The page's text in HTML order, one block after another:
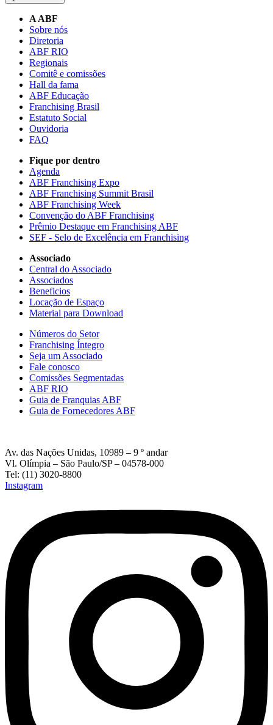
A ABF
Sobre nós
Diretoria
ABF RIO
Regionais
Comitê e comissões
Hall da fama
ABF Educação
Franchising Brasil
Estatuto Social
Ouvidoria
FAQ
Fique por dentro
Agenda
ABF Franchising Expo
ABF Franchising Summit Brasil
ABF Franchising Week
Convenção do ABF Franchising
Prêmio Destaque em Franchising ABF
SEF - Selo de Excelência em Franchising
Associado
Central do Associado
Associados
Beneficios
Locação de Espaço
Material para Download
Números do Setor
Franchising Íntegro
Seja um Associado
Fale conosco
Comissões Segmentadas
ABF RIO
Guia de Franquias ABF
Guia de Fornecedores ABF
Av. das Nações Unidas, 10989 – 9 º andar
Vl. Olímpia – São Paulo/SP – 04578-000
Tel: (11) 3020-8800
Instagram